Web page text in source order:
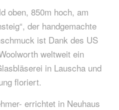
oben, 850m hoch, am
der handgemachte
ist Dank des US
weltweit ein
in Lauscha und
floriert.
errichtet in Neuhaus